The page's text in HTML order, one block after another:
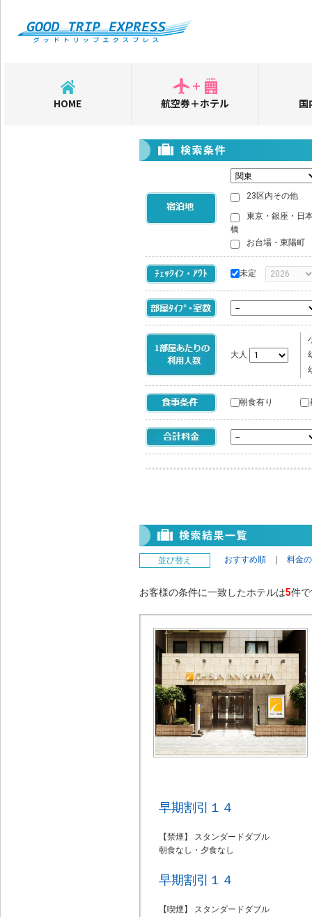
HOME 航空券＋ホテル 国
23区内その他
東京・銀座・日
橋
お台場・東陽町
未定
大人
朝食有り
並び替え おすすめ順 料金
お客様の条件に一致したホテルは5件
早期割引１４
【禁煙】 スタンダードダブル
朝食なし・夕食なし
早期割引１４
【喫煙】 スタンダードダブル